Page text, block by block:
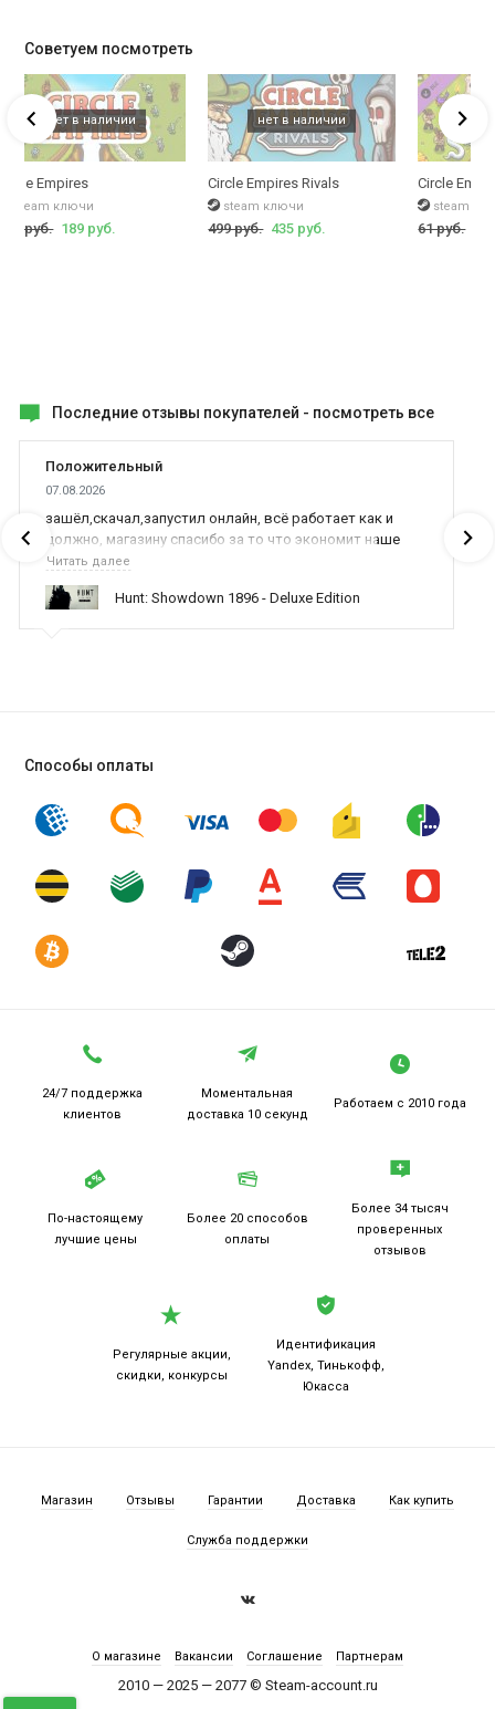
Советуем посмотреть
Empires
steam ключи
руб. 189 руб.
Circle Empires Rivals
steam ключи
499 руб. 435 руб.
Circle
steam
61 руб.
Последние отзывы покупателей - посмотреть все
Положительный
07.08.2026
зашёл,скачал,запустил онлайн, всё работает как и
должно, магазину спасибо за то что экономит наше
время,нервы и деньги, ребята вы красава оказываете
поддержку населению и походу из всех только вы и
оказываете помощь
Читать далее
Hunt: Showdown 1896 - Deluxe Edition
Способы оплаты
24/7 поддержка
клиентов
Моментальная
доставка 10 секунд
Работаем с 2010 года
По-настоящему
лучшие цены
Более 20 способов
оплаты
Более 34 тысяч
проверенных
отзывов
Регулярные акции,
скидки, конкурсы
Идентификация
Yandex, Тинькофф,
Юкасса
Магазин Отзывы Гарантии Доставка Как купить
Служба поддержки
2010 — 2025 — 2077 © Steam-account.ru
О магазине Вакансии Соглашение Партнерам